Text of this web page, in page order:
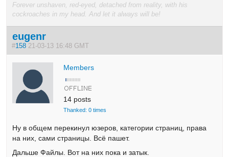
Forever unshaven, red-eyed, detached from reality, with his
cockroaches in my head. And let it always will be!
eugenr
#158 21-03-13 16:48 GMT
Members
14 posts
Thanked: 0 times
Ну в общем перекинул юзеров, категории страниц, права
на них, сами страницы. Всё пашет.
Дальше Файлы. Вот на них пока и затык.